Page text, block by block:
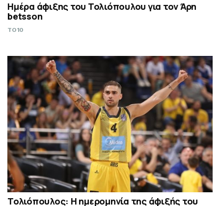
Ημέρα άφιξης του Τολιόπουλου για τον Άρη
betsson
TO10
Τολιόπουλος: Η ημερομηνία της άφιξής του